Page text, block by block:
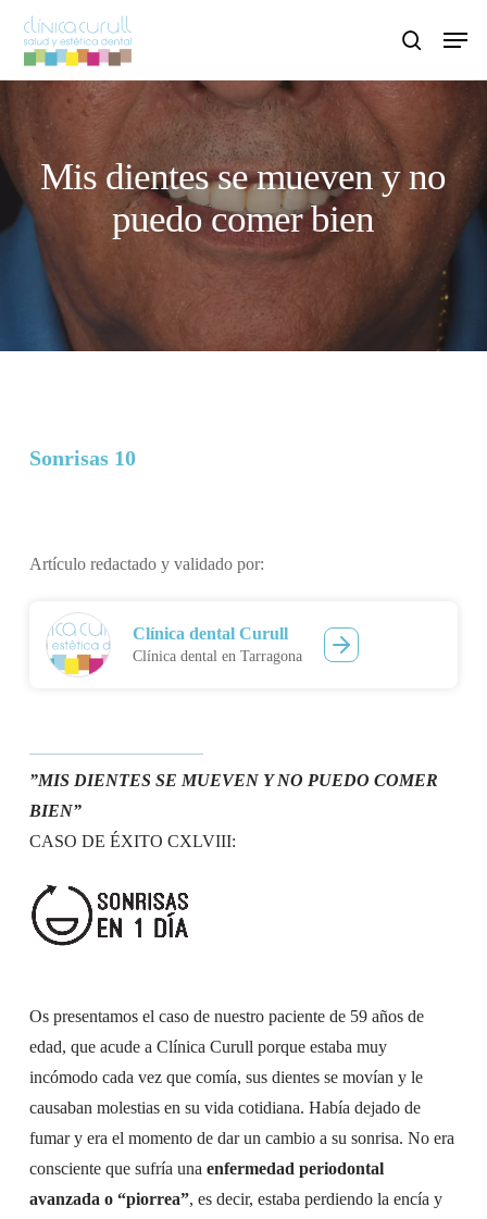
content
search
Menu
Mis dientes se mueven y no
puedo comer bien
Sonrisas 10
Artículo redactado y validado por:
Clínica dental Curull
Clínica dental en Tarragona
”MIS DIENTES SE MUEVEN Y NO PUEDO COMER
BIEN”
CASO DE ÉXITO CXLVIII:
Os presentamos el caso de nuestro paciente de 59 años de
edad, que acude a Clínica Curull porque estaba muy
incómodo cada vez que comía, sus dientes se movían y le
causaban molestias en su vida cotidiana. Había dejado de
fumar y era el momento de dar un cambio a su sonrisa. No era
consciente que sufría una enfermedad periodontal
avanzada o “piorrea”, es decir, estaba perdiendo la encía y